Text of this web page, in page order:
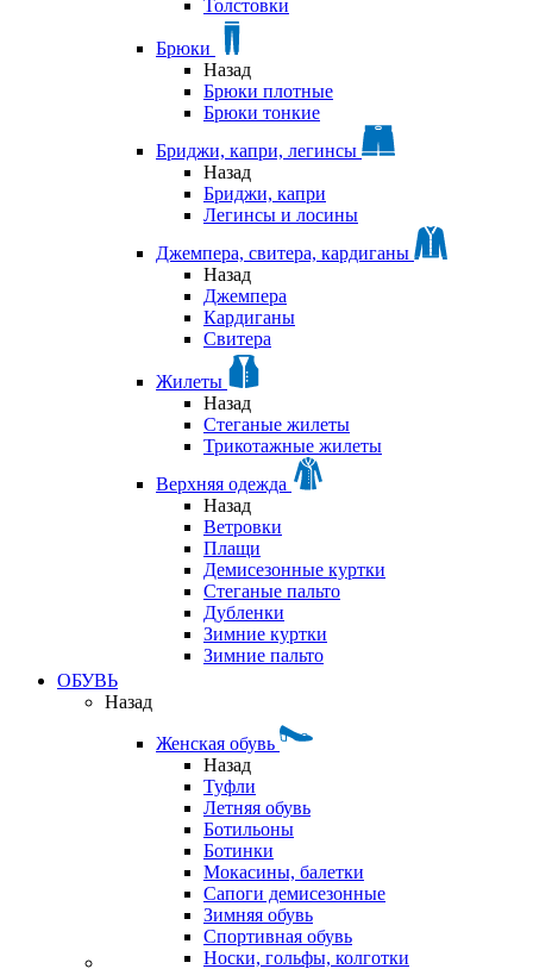
Толстовки
Брюки
Назад
Брюки плотные
Брюки тонкие
Бриджи, капри, легинсы
Назад
Бриджи, капри
Легинсы и лосины
Джемпера, свитера, кардиганы
Назад
Джемпера
Кардиганы
Свитера
Жилеты
Назад
Стеганые жилеты
Трикотажные жилеты
Верхняя одежда
Назад
Ветровки
Плащи
Демисезонные куртки
Стеганые пальто
Дубленки
Зимние куртки
Зимние пальто
ОБУВЬ
Назад
Женская обувь
Назад
Туфли
Летняя обувь
Ботильоны
Ботинки
Мокасины, балетки
Сапоги демисезонные
Зимняя обувь
Спортивная обувь
Носки, гольфы, колготки